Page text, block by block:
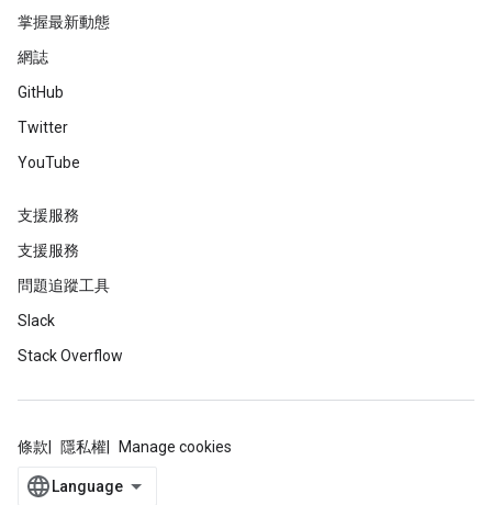
掌握最新動態
網誌
GitHub
Twitter
YouTube
支援服務
支援服務
問題追蹤工具
Slack
Stack Overflow
條款 隱私權 Manage cookies